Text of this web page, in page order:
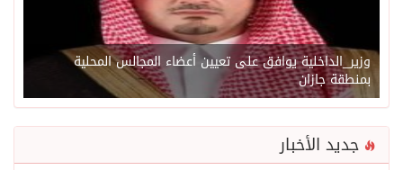
وزير_الداخلية يوافق على تعيين أعضاء المجالس المحلية
بمنطقة جازان
جديد الأخبار